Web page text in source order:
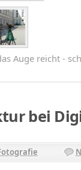
Auge reicht -
bei